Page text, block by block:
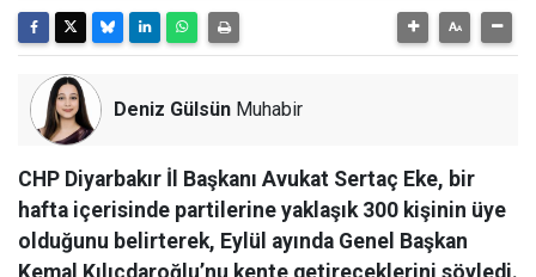
Deniz Gülsün Muhabir
CHP Diyarbakır İl Başkanı Avukat Sertaç Eke, bir
hafta içerisinde partilerine yaklaşık 300 kişinin üye
olduğunu belirterek, Eylül ayında Genel Başkan
Kemal Kılıçdaroğlu’nu kente getireceklerini söyledi.